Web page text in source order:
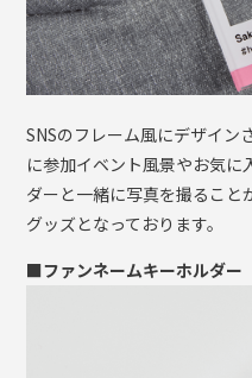
SNSのフレーム風にデザイン
に参加イベント風景やお気に
ダーと⼀緒に写真を撮るこ
グッズとなっております。
■ファンネームキーホルダー